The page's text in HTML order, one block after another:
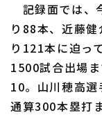
記録面では、
り88本、近藤
り121本に迫っ
1500試合出場
10。山川穂高選
通算300本塁打